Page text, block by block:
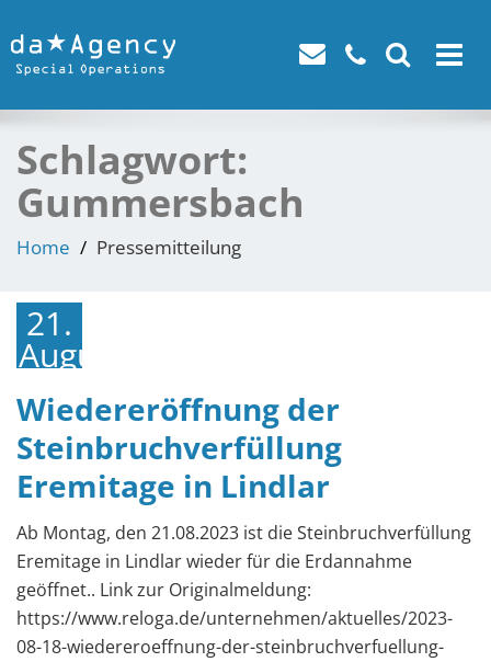
Toggle
Schlagwort:
Gummersbach
Home Pressemitteilung
21.
August
2023
Wiedereröffnung der
Steinbruchverfüllung
Eremitage in Lindlar
Ab Montag, den 21.08.2023 ist die Steinbruchverfüllung
Eremitage in Lindlar wieder für die Erdannahme
geöffnet.. Link zur Originalmeldung:
https://www.reloga.de/unternehmen/aktuelles/2023-
08-18-wiedereroeffnung-der-steinbruchverfuellung-